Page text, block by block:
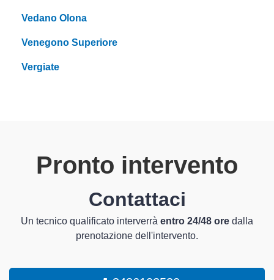
Vedano Olona
Venegono Superiore
Vergiate
Pronto intervento
Contattaci
Un tecnico qualificato interverrà entro 24/48 ore dalla
prenotazione dell'intervento.